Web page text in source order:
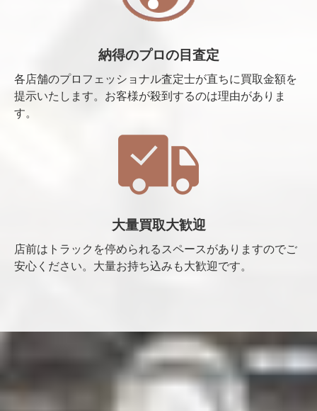
納得のプロの目査定
各店舗のプロフェッショナル査定士が直ちに買取金額を
提示いたします。お客様が殺到するのは理由がありま
す。
大量買取大歓迎
店前はトラックを停められるスペースがありますのでご
安心ください。大量お持ち込みも大歓迎です。